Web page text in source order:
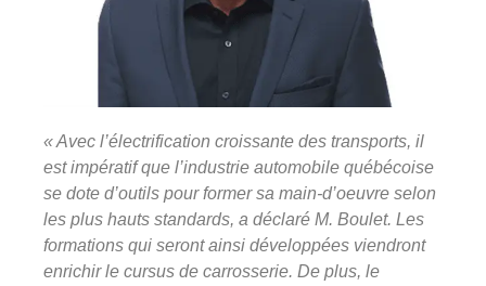
« Avec l’électrification croissante des transports, il
est impératif que l’industrie automobile québécoise
se dote d’outils pour former sa main-d’oeuvre selon
les plus hauts standards, a déclaré M. Boulet. Les
formations qui seront ainsi développées viendront
enrichir le cursus de carrosserie. De plus, le